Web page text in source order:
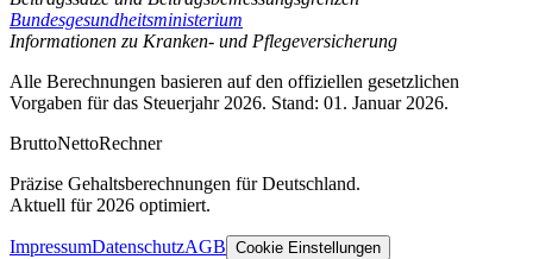
Bundesgesundheitsministerium
Informationen zu Kranken- und Pflegeversicherung
Alle Berechnungen basieren auf den offiziellen gesetzlichen
Vorgaben für das Steuerjahr 2026. Stand: 01. Januar 2026.
BruttoNettoRechner
Präzise Gehaltsberechnungen für Deutschland.
Aktuell für 2026 optimiert.
ImpressumDatenschutzAGB Cookie Einstellungen